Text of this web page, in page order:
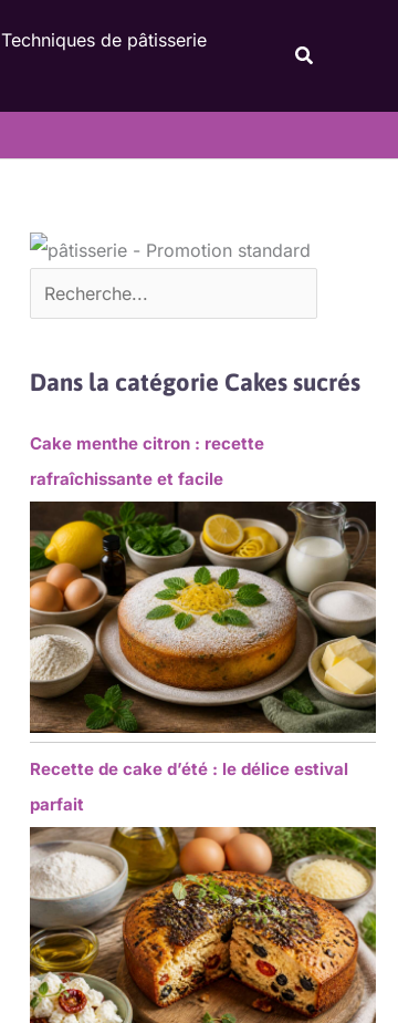
Techniques de pâtisserie
Dans la catégorie Cakes sucrés
Cake menthe citron : recette
rafraîchissante et facile
Recette de cake d’été : le délice estival
parfait